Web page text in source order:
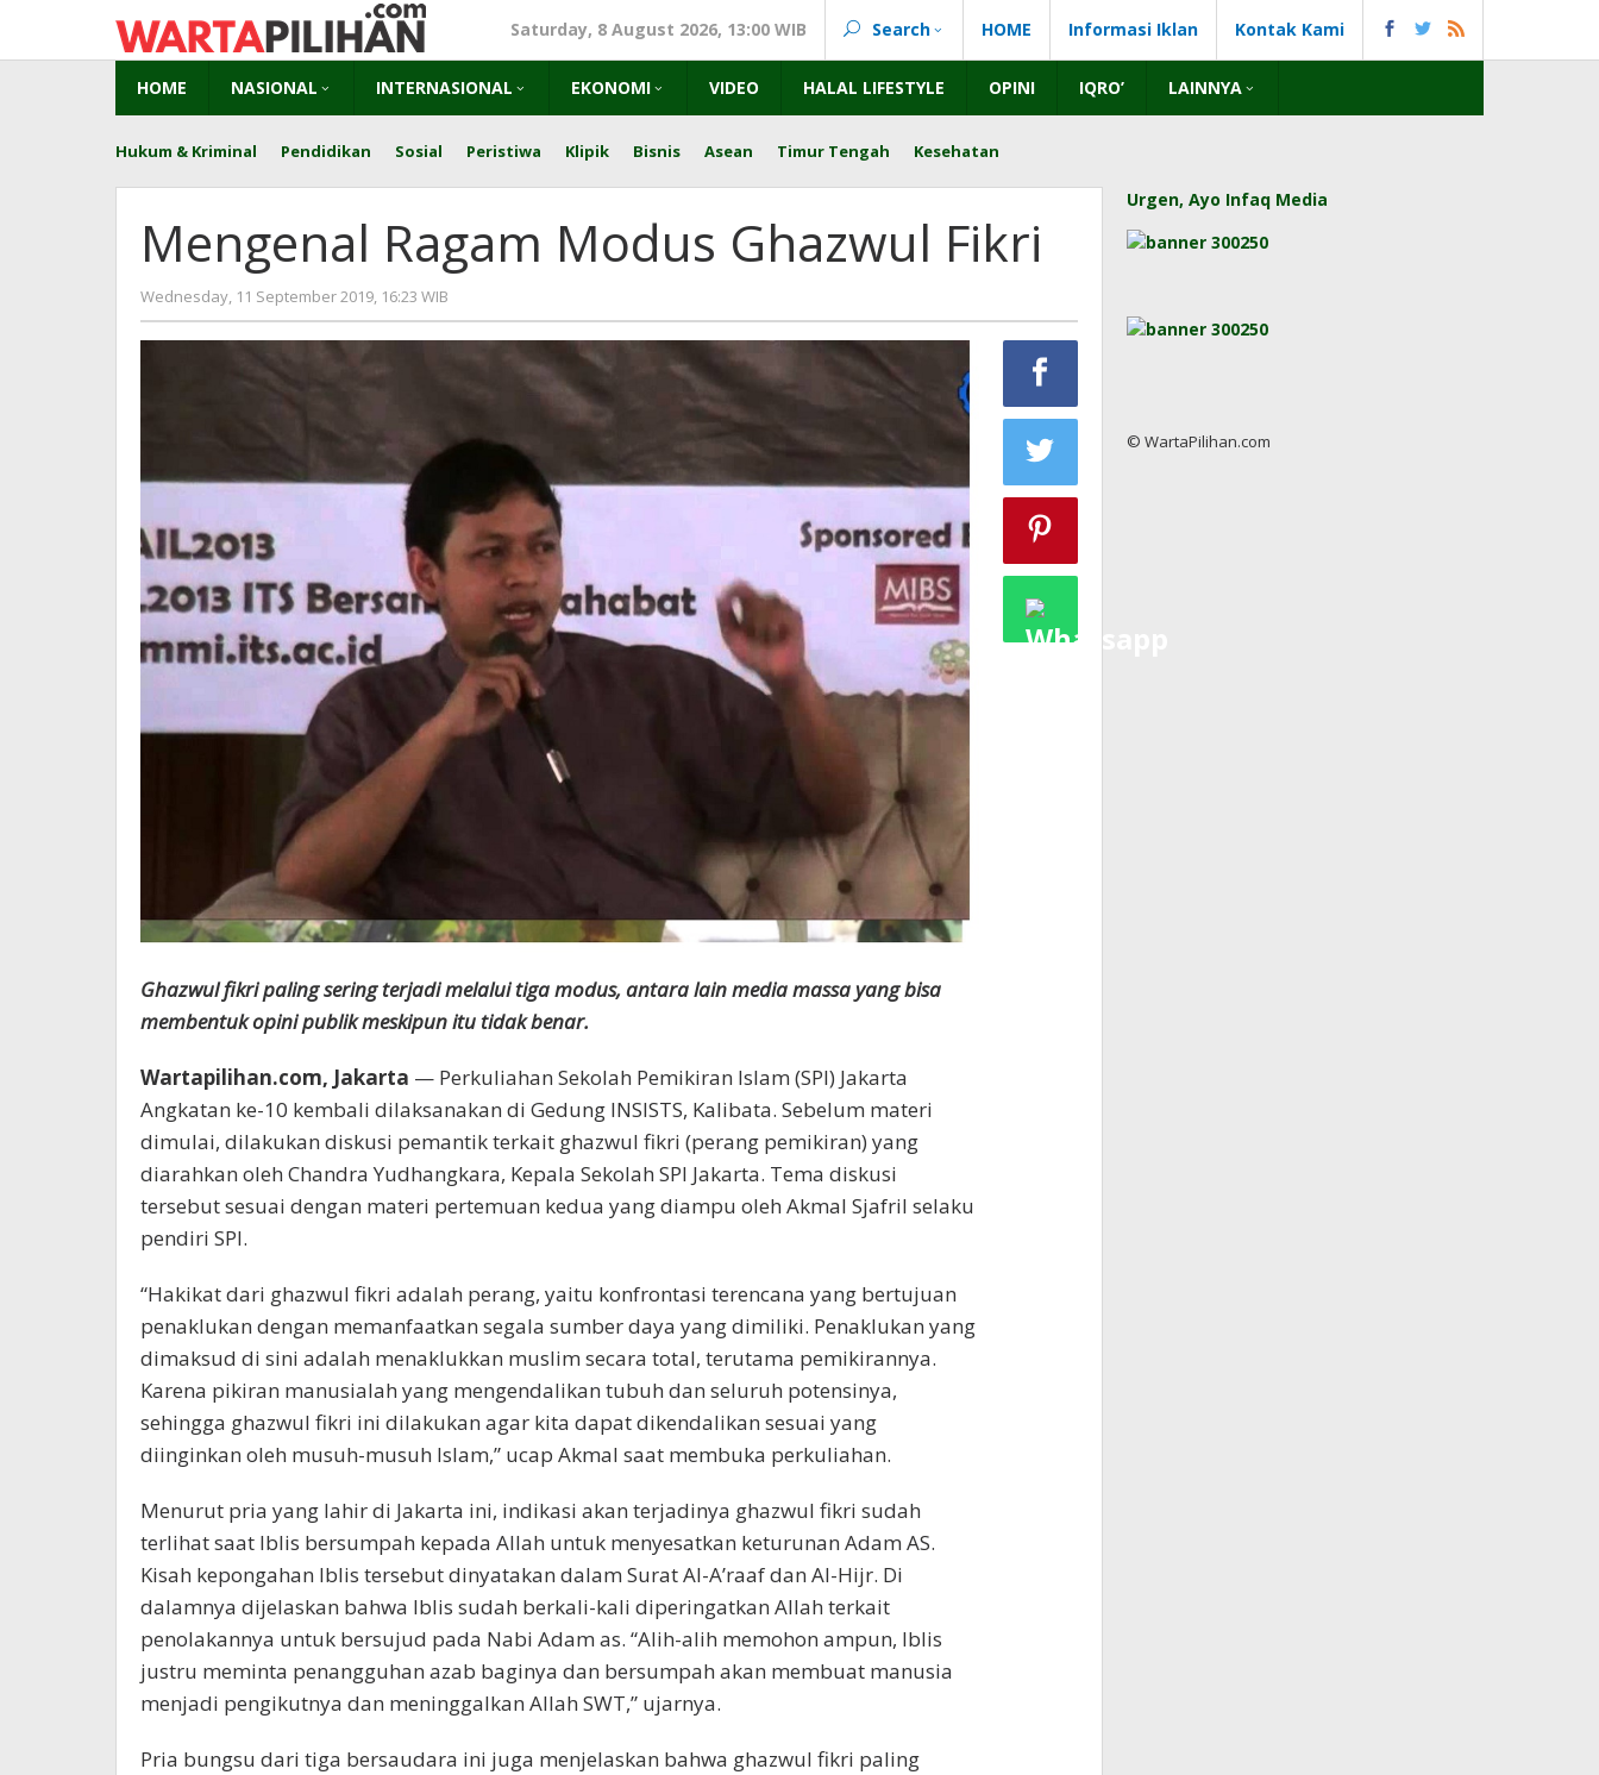
content
Saturday, 8 August 2026, 13:00 WIB Search HOME Informasi Iklan Kontak Kami
HOME NASIONAL INTERNASIONAL EKONOMI VIDEO HALAL LIFESTYLE OPINI IQRO’ LAINNYA
Hukum & Kriminal Pendidikan Sosial Peristiwa Klipik Bisnis Asean Timur Tengah Kesehatan
Mengenal Ragam Modus Ghazwul Fikri
Wednesday, 11 September 2019, 16:23 WIB
Adi
Prawiranegara
Ghazwul fikri paling sering terjadi melalui tiga modus, antara lain media massa yang bisa
membentuk opini publik meskipun itu tidak benar.
Wartapilihan.com, Jakarta — Perkuliahan Sekolah Pemikiran Islam (SPI) Jakarta
Angkatan ke-10 kembali dilaksanakan di Gedung INSISTS, Kalibata. Sebelum materi
dimulai, dilakukan diskusi pemantik terkait ghazwul fikri (perang pemikiran) yang
diarahkan oleh Chandra Yudhangkara, Kepala Sekolah SPI Jakarta. Tema diskusi
tersebut sesuai dengan materi pertemuan kedua yang diampu oleh Akmal Sjafril selaku
pendiri SPI.
“Hakikat dari ghazwul fikri adalah perang, yaitu konfrontasi terencana yang bertujuan
penaklukan dengan memanfaatkan segala sumber daya yang dimiliki. Penaklukan yang
dimaksud di sini adalah menaklukkan muslim secara total, terutama pemikirannya.
Karena pikiran manusialah yang mengendalikan tubuh dan seluruh potensinya,
sehingga ghazwul fikri ini dilakukan agar kita dapat dikendalikan sesuai yang
diinginkan oleh musuh-musuh Islam,” ucap Akmal saat membuka perkuliahan.
Menurut pria yang lahir di Jakarta ini, indikasi akan terjadinya ghazwul fikri sudah
terlihat saat Iblis bersumpah kepada Allah untuk menyesatkan keturunan Adam AS.
Kisah kepongahan Iblis tersebut dinyatakan dalam Surat Al-A’raaf dan Al-Hijr. Di
dalamnya dijelaskan bahwa Iblis sudah berkali-kali diperingatkan Allah terkait
penolakannya untuk bersujud pada Nabi Adam as. “Alih-alih memohon ampun, Iblis
justru meminta penangguhan azab baginya dan bersumpah akan membuat manusia
menjadi pengikutnya dan meninggalkan Allah SWT,” ujarnya.
Pria bungsu dari tiga bersaudara ini juga menjelaskan bahwa ghazwul fikri paling
Urgen, Ayo Infaq Media
© WartaPilihan.com